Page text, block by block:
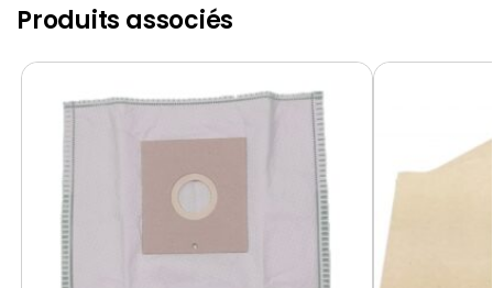
GOLDSTAR
LG-GOLDSTAR FVD 370
LG-GOLDSTAR PASSION (Série)
GOLDSTAR
LG-GOLDSTAR PASSION 3500
GOLDSTAR
LG-GOLDSTAR PASSION 3544
Produits associés